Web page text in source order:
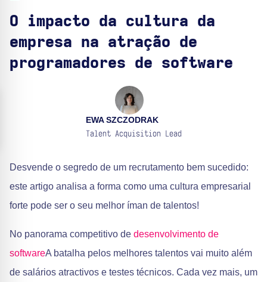
O impacto da cultura da
empresa na atração de
programadores de software
EWA SZCZODRAK
Talent Acquisition Lead
Desvende o segredo de um recrutamento bem sucedido:
este artigo analisa a forma como uma cultura empresarial
forte pode ser o seu melhor íman de talentos!
No panorama competitivo de desenvolvimento de
softwareA batalha pelos melhores talentos vai muito além
de salários atractivos e testes técnicos. Cada vez mais, um